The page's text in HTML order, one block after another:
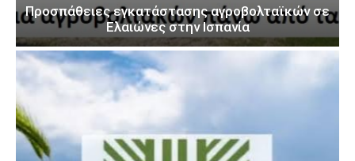
Προσπάθειες εγκατάστασης αγροβολταϊκών σε
Ελαιώνες στην Ισπανία